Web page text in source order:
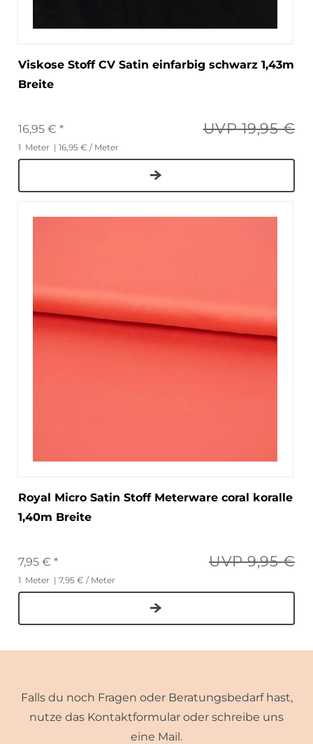
Viskose Stoff CV Satin einfarbig schwarz 1,43m
Breite
UVP 19,95 €
16,95 € *
1 Meter | 16,95 € / Meter
Royal Micro Satin Stoff Meterware coral koralle
1,40m Breite
UVP 9,95 €
7,95 € *
1 Meter | 7,95 € / Meter
Falls du noch Fragen oder Beratungsbedarf hast,
nutze das Kontaktformular oder schreibe uns
eine Mail.